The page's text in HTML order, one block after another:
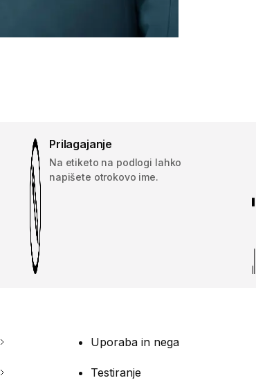
Prilagajanje
Na etiketo na podlogi lahko
napišete otrokovo ime.
Uporaba in nega
Testiranje